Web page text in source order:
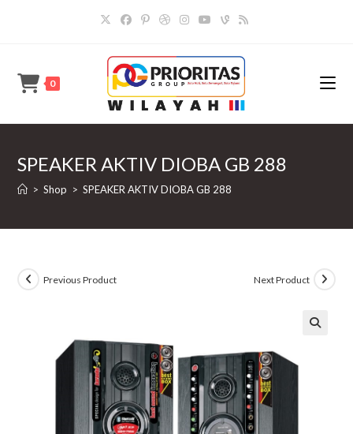
0
SPEAKER AKTIV DIOBA GB 288
> Shop > SPEAKER AKTIV DIOBA GB 288
Previous Product Next Product